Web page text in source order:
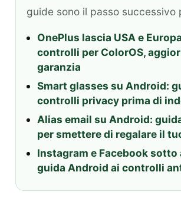
guide sono il passo successivo
OnePlus lascia USA e
controlli per ColorOS,
garanzia
Smart glasses su Android:
controlli privacy prima di
Alias email su Android:
per smettere di regalare il
Instagram e Facebook sotto
guida Android ai controlli